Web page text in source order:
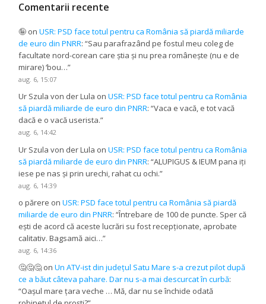
Comentarii recente
🤪 onUSR: PSD face totul pentru ca România să piardă miliarde
de euro din PNRR: “Sau parafrazând pe fostul meu coleg de
facultate nord-corean care știa și nu prea românește (nu e de
mirare) ‘bou…”
aug. 6, 15:07
Ur Szula von der Lula onUSR: PSD face totul pentru ca România
să piardă miliarde de euro din PNRR: “Vaca e vacă, e tot vacă
dacă e o vacă userista.”
aug. 6, 14:42
Ur Szula von der Lula onUSR: PSD face totul pentru ca România
să piardă miliarde de euro din PNRR: “ALUPIGUS & IEUM pana iți
iese pe nas și prin urechi, rahat cu ochi.”
aug. 6, 14:39
o părere onUSR: PSD face totul pentru ca România să piardă
miliarde de euro din PNRR: “Întrebare de 100 de puncte. Sper că
ești de acord că aceste lucrări su fost recepționate, aprobate
calitativ. Bagsamă aici…”
aug. 6, 14:36
🤔🤔🤔 onUn ATV-ist din județul Satu Mare s-a crezut pilot după
ce a băut câteva pahare. Dar nu s-a mai descurcat în curbă:
“Oașul mare țara veche … Mă, dar nu se închide odată